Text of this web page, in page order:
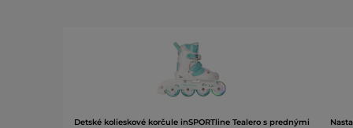
Detské kolieskové korčule inSPORTline Tealero s prednými